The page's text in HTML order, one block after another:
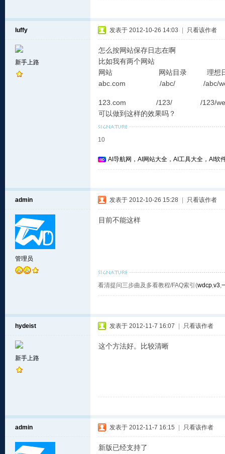
luffy
新手上路
发表于 2012-10-26 14:03 只看该作者
怎么按网站保存日志在啊
比如我有两个网站
网站 网站目录 理想日
abc.com /abc/ /abc/
123.com /123/ /123/
可以做到这样的效果吗？
10
AI导航网，AI网站大全，AI工具大全，AI软
admin
管理员
发表于 2012-10-26 15:28 只看该作者
目前不能这样
看清提问三步曲及多看教程/FAQ索引(wdcp,v3,
hydeist
新手上路
发表于 2012-11-7 16:07 只看该作者
这个方法好。比较清晰
admin 发表于 2012-11-7 16:15 只看该作者
新版已经支持了